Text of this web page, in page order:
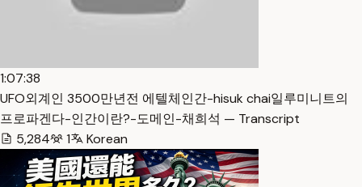
1:07:38
UFO외계인 3500만년전 에텔체인간-hisuk chai일루미니트의
프로파겐다-인간이란?-도메인-채희석 — Transcript
5,284
1 Korean